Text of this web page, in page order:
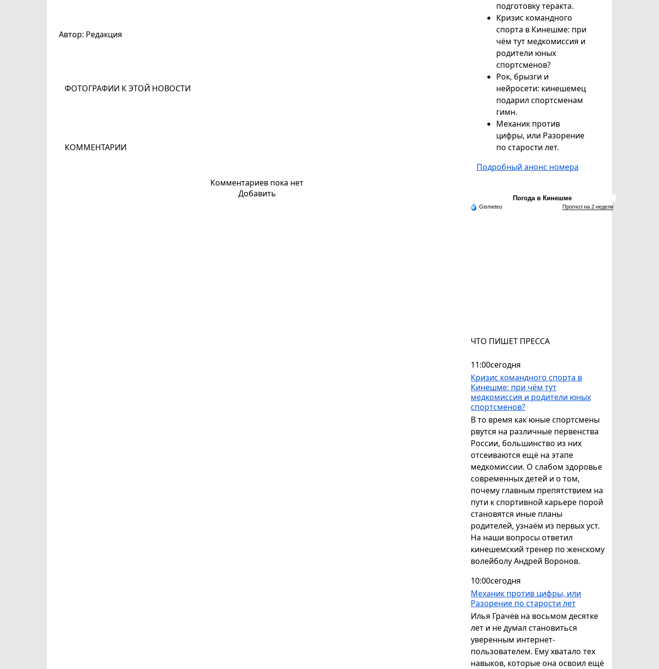
ЧТО ПИШЕТ ПРЕССА
11:00сегодня
Кризис командного спорта в
Кинешме: при чём тут
медкомиссия и родители юных
спортсменов?
В то время как юные спортсмены
рвутся на различные первенства
России, большинство из них
отсеиваются ещё на этапе
медкомиссии. О слабом здоровье
современных детей и о том,
почему главным препятствием на
пути к спортивной карьере порой
становятся иные планы
родителей, узнаём из первых уст.
На наши вопросы ответил
кинешемский тренер по женскому
волейболу Андрей Воронов.
10:00сегодня
Механик против цифры, или
Разорение по старости лет
Илья Грачёв на восьмом десятке
лет и не думал становиться
уверенным интернет-
пользователем. Ему хватало тех
навыков, которые она освоил ещё
Автор: Редакция
ФОТОГРАФИИ К ЭТОЙ НОВОСТИ
КОММЕНТАРИИ
Комментариев пока нет
Добавить
подготовку теракта.
Кризис командного
спорта в Кинешме: при
чём тут медкомиссия и
родители юных
спортсменов?
Рок, брызги и
нейросети: кинешемец
подарил спортсменам
гимн.
Механик против
цифры, или Разорение
по старости лет.
Подробный анонс номера
Погода в Кинешме
Gismeteo Прогноз на 2 недели